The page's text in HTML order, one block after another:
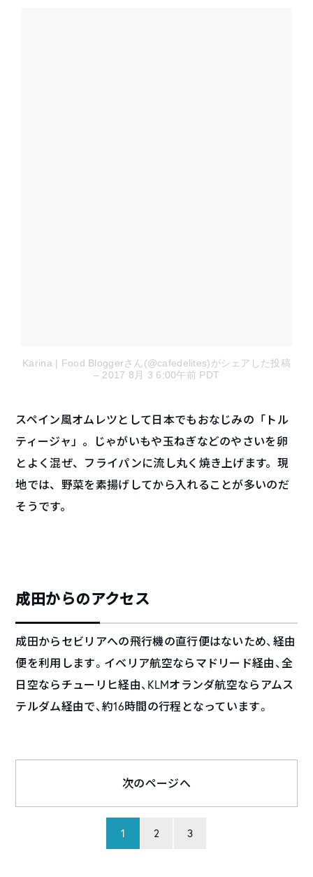
Karina | Food Bloggerさん(@cafedelites)がシェアした投稿
– 2017 8月 3 6:00午前 PDT
スペイン風オムレツと して日本でもおなじみの「トル
ティージャ」。じゃがいもや玉ねぎなどのやさいを卵
とよく混ぜ、フライパンに流し丸く焼き上げます。現
地では、野菜を素揚げしてから入れることが多いのだ
そうです。
成田からのアクセス
成田からセビリアへの飛行機の直行便はないため、経由
便を利用します。イベリア航空ならマドリード経由、全
日空ならチューリヒ経由、KLMオランダ航空ならアムス
テルダム経由で、約16時間の行程となっています。
1 2 3
次のページへ